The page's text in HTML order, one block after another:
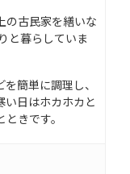
の古民家を繕いな
と暮らしていま
簡単に調理し、
日はホカホカと
きです。